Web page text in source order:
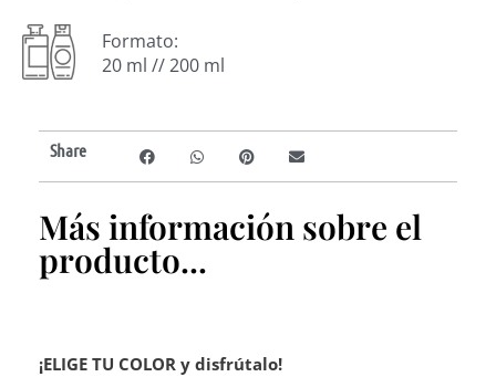
Formato:
20 ml // 200 ml
Share
Más información sobre el
producto...
¡ELIGE TU COLOR y disfrútalo!